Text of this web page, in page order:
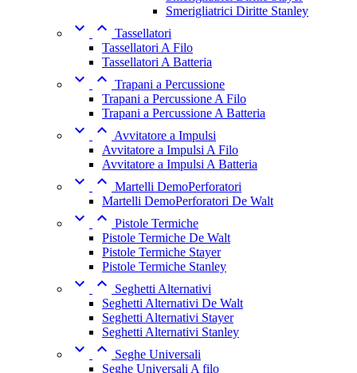
Smerigliatrici Diritte Stanley
  Tassellatori
Tassellatori A Filo
Tassellatori A Batteria
  Trapani a Percussione
Trapani a Percussione A Filo
Trapani a Percussione A Batteria
  Avvitatore a Impulsi
Avvitatore a Impulsi A Filo
Avvitatore a Impulsi A Batteria
  Martelli DemoPerforatori
Martelli DemoPerforatori De Walt
  Pistole Termiche
Pistole Termiche De Walt
Pistole Termiche Stayer
Pistole Termiche Stanley
 
Seghetti Alternativi
Seghetti Alternativi De Walt
Seghetti Alternativi Stayer
Seghetti Alternativi Stanley
 
Seghe Universali
Seghe Universali A filo